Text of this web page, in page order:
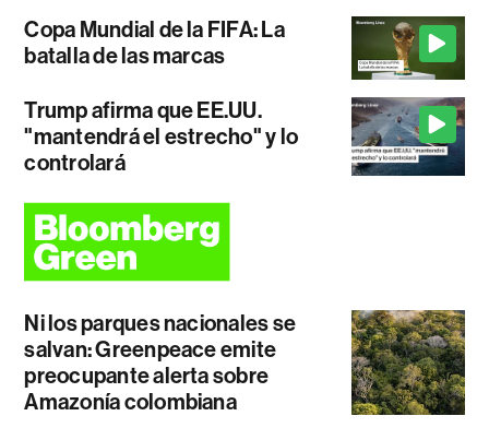
Copa Mundial de la FIFA: La
batalla de las marcas
Trump afirma que EE.UU.
"mantendrá el estrecho" y lo
controlará
Ni los parques nacionales se
salvan: Greenpeace emite
preocupante alerta sobre
Amazonía colombiana